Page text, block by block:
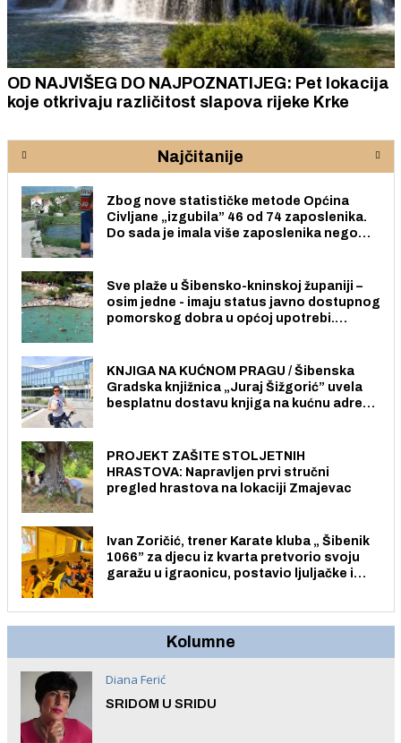
OD NAJVIŠEG DO NAJPOZNATIJEG: Pet lokacija
koje otkrivaju različitost slapova rijeke Krke
Najčitanije
Zbog nove statističke metode Općina
Civljane „izgubila” 46 od 74 zaposlenika.
Do sada je imala više zaposlenika nego
Sve plaže u Šibensko-kninskoj županiji –
osim jedne - imaju status javno dostupnog
pomorskog dobra u općoj upotrebi.
KNJIGA NA KUĆNOM PRAGU / Šibenska
Gradska knjižnica „Juraj Šižgorić” uvela
besplatnu dostavu knjiga na kućnu adresu
PROJEKT ZAŠITE STOLJETNIH
HRASTOVA: Napravljen prvi stručni
pregled hrastova na lokaciji Zmajevac
Ivan Zoričić, trener Karate kluba „ Šibenik
1066” za djecu iz kvarta pretvorio svoju
garažu u igraonicu, postavio ljuljačke i
Kolumne
Diana Ferić
SRIDOM U SRIDU